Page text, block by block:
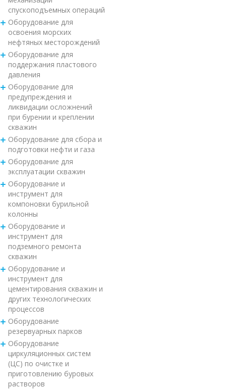
спускоподъемных операций
Оборудование для
освоения морских
нефтяных месторождений
Оборудование для
поддержания пластового
давления
Оборудование для
предупреждения и
ликвидации осложнений
при бурении и креплении
скважин
Оборудование для сбора и
подготовки нефти и газа
Оборудование для
эксплуатации скважин
Оборудование и
инструмент для
компоновки бурильной
колонны
Оборудование и
инструмент для
подземного ремонта
скважин
Оборудование и
инструмент для
цементирования скважин и
других технологических
процессов
Оборудование
резервуарных парков
Оборудование
циркуляционных систем
(ЦС) по очистке и
приготовлению буровых
растворов